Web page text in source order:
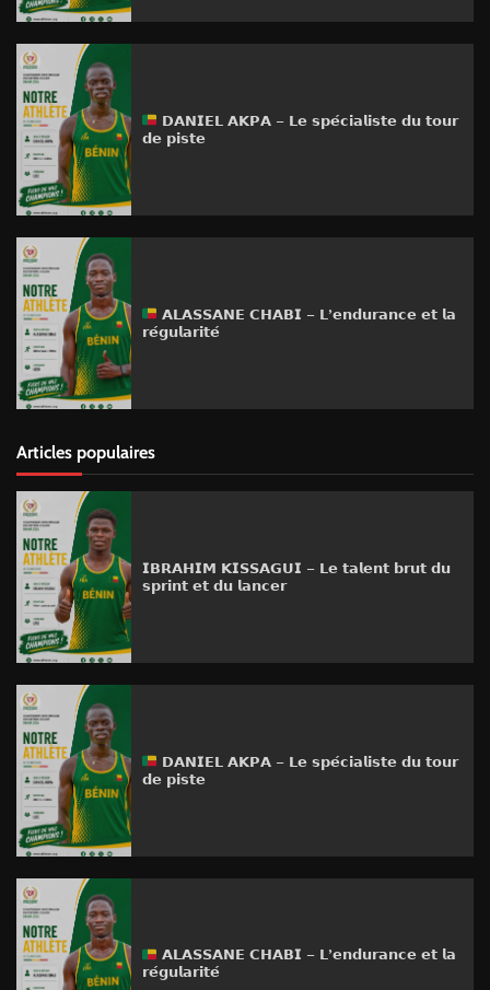
𝗗𝗔𝗡𝗜𝗘𝗟 𝗔𝗞𝗣𝗔 – 𝗟𝗲 𝘀𝗽𝗲́𝗰𝗶𝗮𝗹𝗶𝘀𝘁𝗲 𝗱𝘂 𝘁𝗼𝘂𝗿
𝗱𝗲 𝗽𝗶𝘀𝘁𝗲
𝗔𝗟𝗔𝗦𝗦𝗔𝗡𝗘 𝗖𝗛𝗔𝗕𝗜 – 𝗟’𝗲𝗻𝗱𝘂𝗿𝗮𝗻𝗰𝗲 𝗲𝘁 𝗹𝗮
𝗿𝗲́𝗴𝘂𝗹𝗮𝗿𝗶𝘁𝗲́
Articles populaires
𝗜𝗕𝗥𝗔𝗛𝗜𝗠 𝗞𝗜𝗦𝗦𝗔𝗚𝗨𝗜 – 𝗟𝗲 𝘁𝗮𝗹𝗲𝗻𝘁 𝗯𝗿𝘂𝘁 𝗱𝘂
𝘀𝗽𝗿𝗶𝗻𝘁 𝗲𝘁 𝗱𝘂 𝗹𝗮𝗻𝗰𝗲𝗿
𝗗𝗔𝗡𝗜𝗘𝗟 𝗔𝗞𝗣𝗔 – 𝗟𝗲 𝘀𝗽𝗲́𝗰𝗶𝗮𝗹𝗶𝘀𝘁𝗲 𝗱𝘂 𝘁𝗼𝘂𝗿
𝗱𝗲 𝗽𝗶𝘀𝘁𝗲
𝗔𝗟𝗔𝗦𝗦𝗔𝗡𝗘 𝗖𝗛𝗔𝗕𝗜 – 𝗟’𝗲𝗻𝗱𝘂𝗿𝗮𝗻𝗰𝗲 𝗲𝘁 𝗹𝗮
𝗿𝗲́𝗴𝘂𝗹𝗮𝗿𝗶𝘁𝗲́